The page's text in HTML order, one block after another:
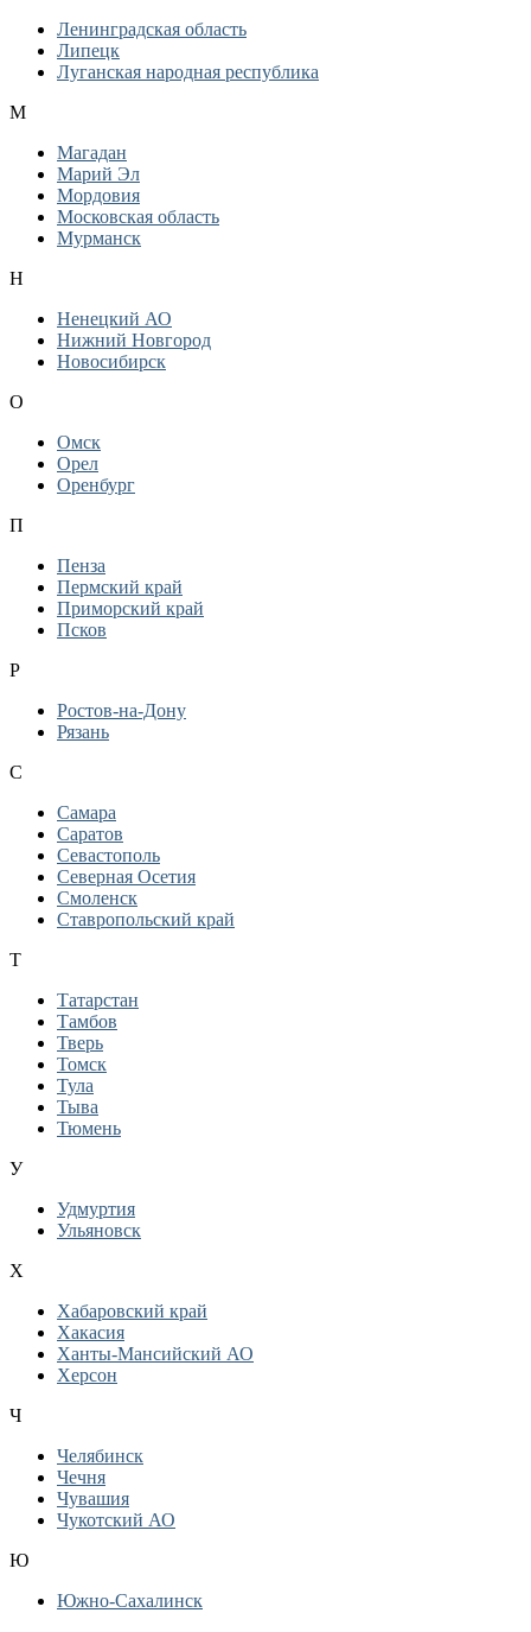
Ленинградская область
Липецк
Луганская народная республика
М
Магадан
Марий Эл
Мордовия
Московская область
Мурманск
Н
Ненецкий АО
Нижний Новгород
Новосибирск
О
Омск
Орел
Оренбург
П
Пенза
Пермский край
Приморский край
Псков
Р
Ростов-на-Дону
Рязань
С
Самара
Саратов
Севастополь
Северная Осетия
Смоленск
Ставропольский край
Т
Татарстан
Тамбов
Тверь
Томск
Тула
Тыва
Тюмень
У
Удмуртия
Ульяновск
Х
Хабаровский край
Хакасия
Ханты-Мансийский АО
Херсон
Ч
Челябинск
Чечня
Чувашия
Чукотский АО
Ю
Южно-Сахалинск